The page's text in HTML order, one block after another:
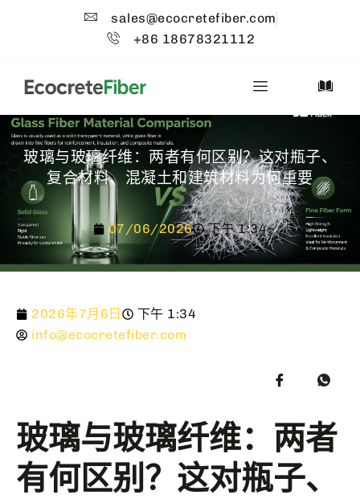
sales@ecocretefiber.com
+86 18678321112
玻璃与玻璃纤维：两者有何区别？这对瓶子、
复合材料、混凝土和建筑材料为何重要
07/06/2026 下午 1:34
2026年7月6日
下午 1:34
info@ecocretefiber.com
玻璃与玻璃纤维：两者
有何区别？这对瓶子、